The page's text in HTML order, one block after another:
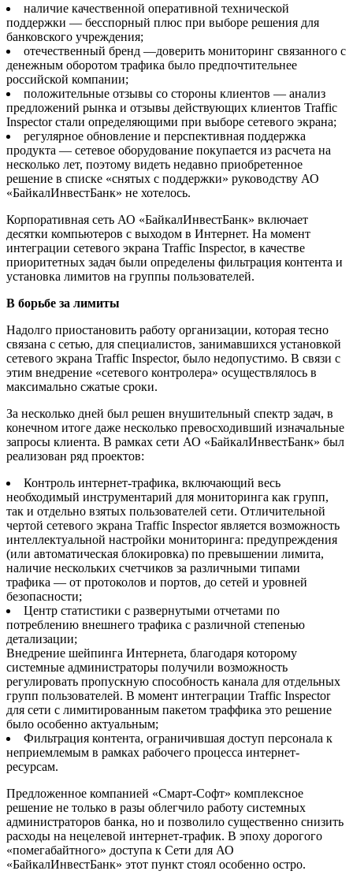
наличие качественной оперативной технической
поддержки — бесспорный плюс при выборе решения для
банковского учреждения;
отечественный бренд —доверить мониторинг связанного с
денежным оборотом трафика было предпочтительнее
российской компании;
положительные отзывы со стороны клиентов — анализ
предложений рынка и отзывы действующих клиентов Traffic
Inspector стали определяющими при выборе сетевого экрана;
регулярное обновление и перспективная поддержка
продукта — сетевое оборудование покупается из расчета на
несколько лет, поэтому видеть недавно приобретенное
решение в списке «снятых с поддержки» руководству АО
«БайкалИнвестБанк» не хотелось.
Корпоративная сеть АО «БайкалИнвестБанк» включает
десятки компьютеров с выходом в Интернет. На момент
интеграции сетевого экрана Traffic Inspector, в качестве
приоритетных задач были определены фильтрация контента и
установка лимитов на группы пользователей.
В борьбе за лимиты
Надолго приостановить работу организации, которая тесно
связана с сетью, для специалистов, занимавшихся установкой
сетевого экрана Traffic Inspector, было недопустимо. В связи с
этим внедрение «сетевого контролера» осуществлялось в
максимально сжатые сроки.
За несколько дней был решен внушительный спектр задач, в
конечном итоге даже несколько превосходивший изначальные
запросы клиента. В рамках сети АО «БайкалИнвестБанк» был
реализован ряд проектов:
Контроль интернет-трафика, включающий весь
необходимый инструментарий для мониторинга как групп,
так и отдельно взятых пользователей сети. Отличительной
чертой сетевого экрана Traffic Inspector является возможность
интеллектуальной настройки мониторинга: предупреждения
(или автоматическая блокировка) по превышении лимита,
наличие нескольких счетчиков за различными типами
трафика — от протоколов и портов, до сетей и уровней
безопасности;
Центр статистики с развернутыми отчетами по
потреблению внешнего трафика с различной степенью
детализации;
Внедрение шейпинга Интернета, благодаря которому
системные администраторы получили возможность
регулировать пропускную способность канала для отдельных
групп пользователей. В момент интеграции Traffic Inspector
для сети с лимитированным пакетом траффика это решение
было особенно актуальным;
Фильтрация контента, ограничившая доступ персонала к
неприемлемым в рамках рабочего процесса интернет-
ресурсам.
Предложенное компанией «Смарт-Софт» комплексное
решение не только в разы облегчило работу системных
администраторов банка, но и позволило существенно снизить
расходы на нецелевой интернет-трафик. В эпоху дорогого
«помегабайтного» доступа к Сети для АО
«БайкалИнвестБанк» этот пункт стоял особенно остро.